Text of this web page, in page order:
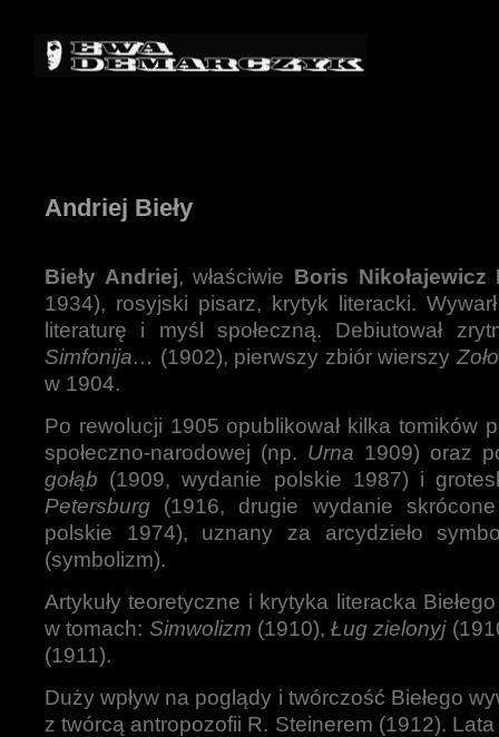
Andriej Bieły
Bieły Andriej, właściwie Boris Nikołajewicz
1934), rosyjski pisarz, krytyk literacki.
literaturę i myśl społeczną. Debiutował
Simfonija… (1902), pierwszy zbiór wierszy
w 1904.
Po rewolucji 1905 opublikował kilka tomików
społeczno-narodowej (np. Urna 1909) oraz
gołąb (1909, wydanie polskie 1987) i
Petersburg (1916, drugie wydanie
polskie 1974), uznany za arcydzieło
(symbolizm).
Artykuły teoretyczne i krytyka literacka
w tomach: Simwolizm (1910), Ług zielonyj
(1911).
Duży wpływ na poglądy i twórczość Biełego
z twórcą antropozofii R. Steinerem (1912). Lata